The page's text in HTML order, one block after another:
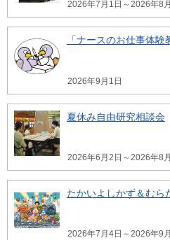
2026年7月1日～2026年8
「ナースのお仕事体
2026年9月1日
夏休み自由研究相談会
2026年6月2日～2026年8
たかいよしかず＆むら
2026年7月4日～2026年9